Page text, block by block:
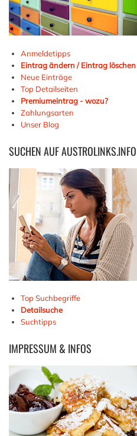
Anmeldetipps
Eintrag ändern / Eintrag löschen
Neue Einträge
Top Detailseiten
Premiumeintrag - wozu?
Zahlungsarten
Unser Blog
SUCHENAUF AUSTROLINKS.INFO
Top Suchbegriffe
Detailsuche
Suchtipps
IMPRESSUM & INFOS